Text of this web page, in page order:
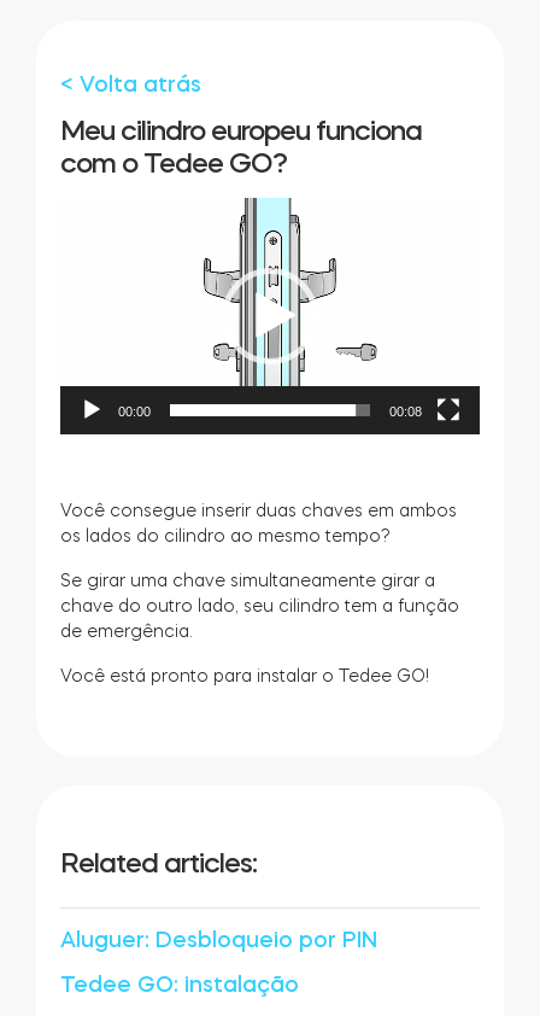
Adaptadores
Acesso ao domicílio
Tedee Biometric Module
Módulo BleBox Smart Relay
< Volta atrás
Meu cilindro europeu funciona
com o Tedee GO?
00:00 00:08
Você consegue inserir duas chaves em ambos
os lados do cilindro ao mesmo tempo?
Se girar uma chave simultaneamente girar a
chave do outro lado, seu cilindro tem a função
de emergência.
Você está pronto para instalar o Tedee GO!
Related articles:
Aluguer: Desbloqueio por PIN
Tedee GO: instalação